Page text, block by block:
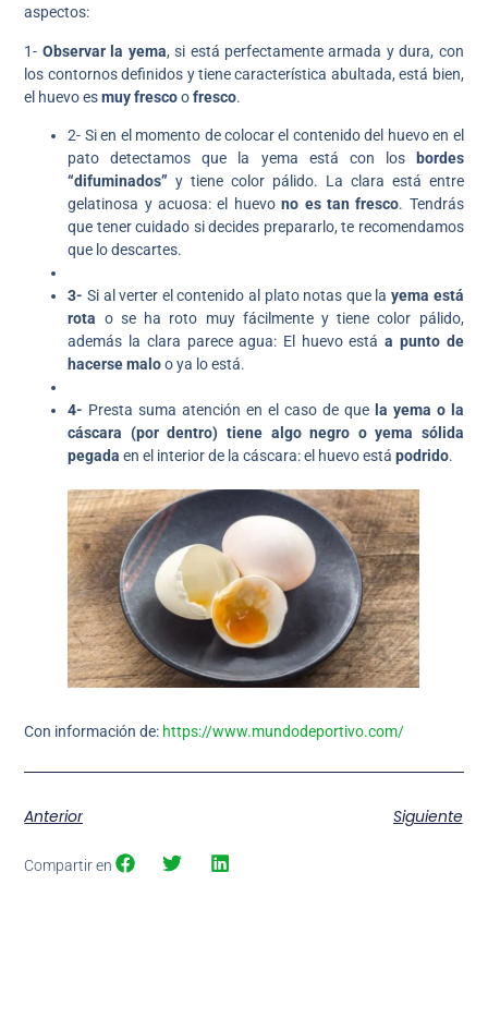
aspectos:
1- Observar la yema, si está perfectamente armada y dura, con
los contornos definidos y tiene característica abultada, está bien,
el huevo esmuy frescoofresco.
2- Si en el momento de colocar el contenido del huevo en el
pato detectamos que la yema está con los
bordes
“difuminados” y tiene color pálido. La clara está entre
gelatinosa y acuosa: el huevono es tan fresco. Tendrás
que tener cuidado si decides prepararlo, te recomendamos
que lo descartes.
3- Si al verter el contenido al plato notas que layema está
rota o se ha roto muy fácilmente y tiene color pálido,
además la clara parece agua: El huevo estáa punto de
hacerse maloo ya lo está.
4- Presta suma atención en el caso de quela yema o la
cáscara (por dentro) tiene algo negro o yema sólida
pegada en el interior de la cáscara: el huevo estápodrido.
Con información de: https://www.mundodeportivo.com/
Anterior Siguiente
Compartir en